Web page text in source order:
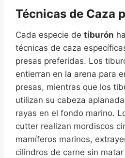
Técnicas de Caza
Cada especie de tiburón
técnicas de caza
presas preferidas. Los
entierran en la arena para
presas, mientras que los
utilizan su cabeza
rayas en el fondo marino.
cutter realizan mordiscos
mamíferos marinos,
cilindros de carne sin